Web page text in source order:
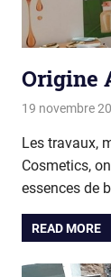
Origine
19 novembre
Les travaux,
Cosmetics,
essences de
READ MORE